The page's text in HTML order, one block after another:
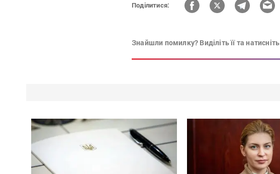
Поділитися:
Знайшли помилку? Виділіть її та натисніть